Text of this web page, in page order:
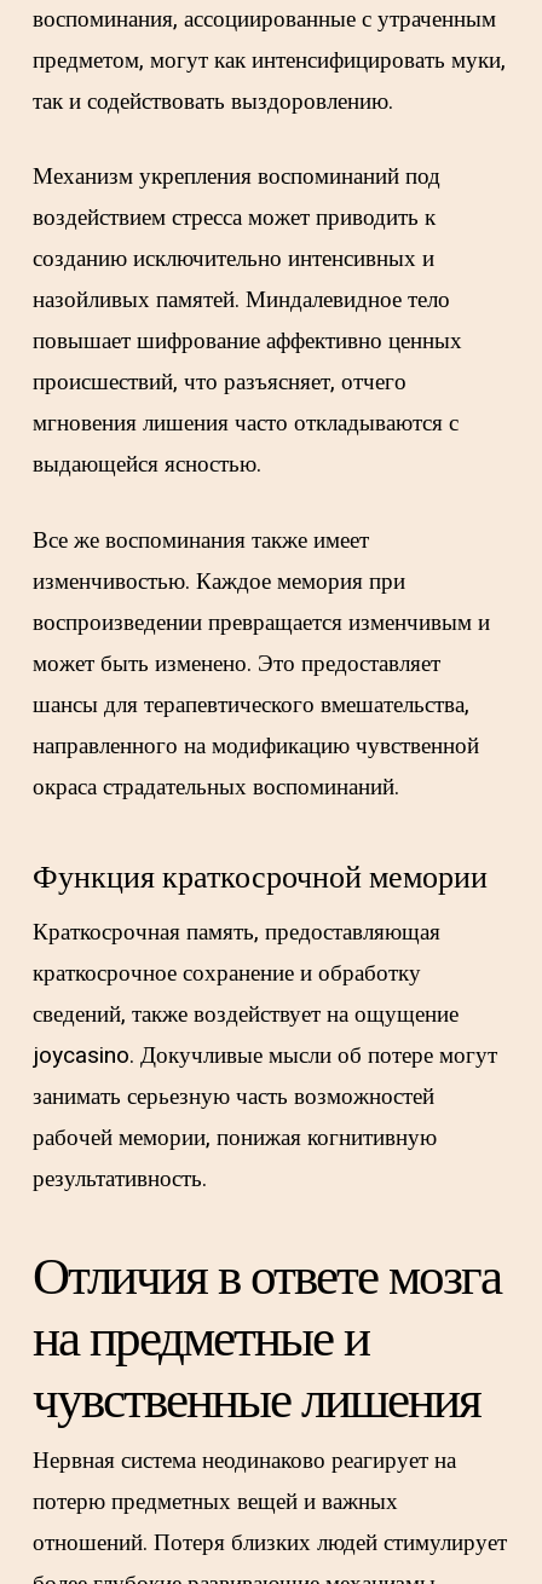
воспоминания, ассоциированные с утраченным
предметом, могут как интенсифицировать муки,
так и содействовать выздоровлению.
Механизм укрепления воспоминаний под
воздействием стресса может приводить к
созданию исключительно интенсивных и
назойливых памятей. Миндалевидное тело
повышает шифрование аффективно ценных
происшествий, что разъясняет, отчего
мгновения лишения часто откладываются с
выдающейся ясностью.
Все же воспоминания также имеет
изменчивостью. Каждое мемория при
воспроизведении превращается изменчивым и
может быть изменено. Это предоставляет
шансы для терапевтического вмешательства,
направленного на модификацию чувственной
окраса страдательных воспоминаний.
Функция краткосрочной мемории
Краткосрочная память, предоставляющая
краткосрочное сохранение и обработку
сведений, также воздействует на ощущение
joycasino. Докучливые мысли об потере могут
занимать серьезную часть возможностей
рабочей мемории, понижая когнитивную
результативность.
Отличия в ответе мозга
на предметные и
чувственные лишения
Нервная система неодинаково реагирует на
потерю предметных вещей и важных
отношений. Потеря близких людей стимулирует